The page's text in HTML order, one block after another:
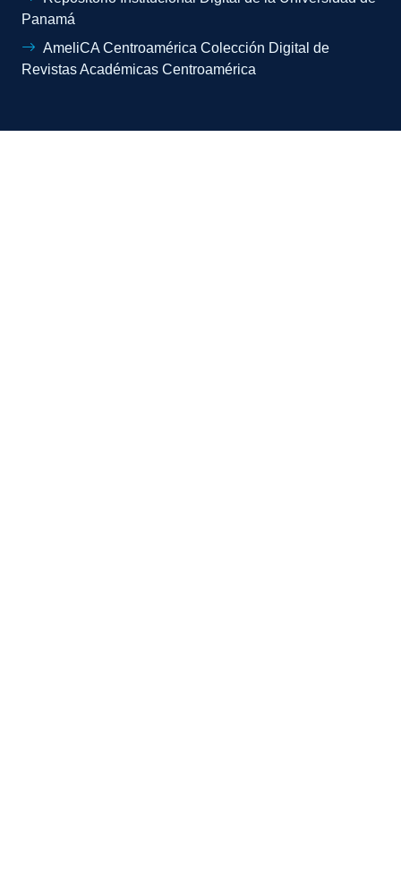
Panamá
AmeliCA Centroamérica Colección Digital de
Revistas Académicas Centroamérica